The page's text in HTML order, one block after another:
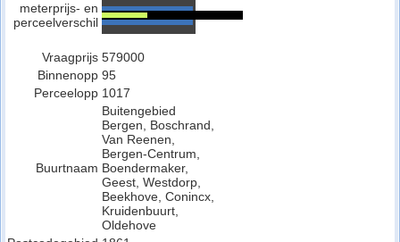
meterprijs- en
perceelverschil
Vraagprijs 579000
Binnenopp 95
Perceelopp 1017
Buurtnaam
Buitengebied
Bergen, Boschrand,
Van Reenen,
Bergen-Centrum,
Boendermaker,
Geest, Westdorp,
Beekhove, Conincx,
Kruidenbuurt,
Oldehove